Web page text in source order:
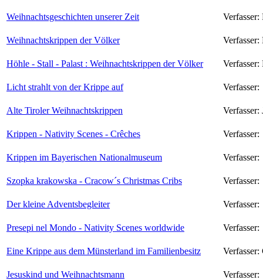
Weihnachtsgeschichten unserer Zeit Verfasser:
Weihnachtskrippen der Völker Verfasser:
Höhle - Stall - Palast : Weihnachtskrippen der Völker Verfasser:
Licht strahlt von der Krippe auf Verfasser:
Alte Tiroler Weihnachtskrippen Verfasser:
Krippen - Nativity Scenes - Crêches Verfasser:
Krippen im Bayerischen Nationalmuseum Verfasser:
Szopka krakowska - Cracow´s Christmas Cribs Verfasser:
Der kleine Adventsbegleiter Verfasser:
Presepi nel Mondo - Nativity Scenes worldwide Verfasser:
Eine Krippe aus dem Münsterland im Familienbesitz Verfasser:
Jesuskind und Weihnachtsmann Verfasser: